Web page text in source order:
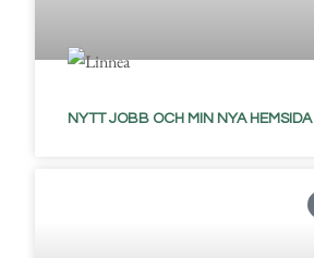
NYTT JOBB OCH MIN NYA HEMSIDA